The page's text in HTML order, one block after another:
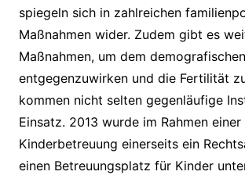
spiegeln sich in zahlreichen
Maßnahmen wider. Zudem gibt es
Maßnahmen, um dem
entgegenzuwirken und die Fertilität
kommen nicht selten gegenläufige
Einsatz. 2013 wurde im Rahmen
Kinderbetreuung einerseits ein
einen Betreuungsplatz für Kinder